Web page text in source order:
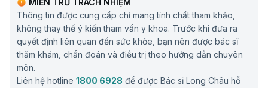
MIỄN TRỪ TRÁCH NHIỆM
Thông tin được cung cấp chỉ mang tính chất tham khảo,
không thay thế ý kiến tham vấn y khoa. Trước khi đưa ra
quyết định liên quan đến sức khỏe, bạn nên được bác sĩ
thăm khám, chẩn đoán và điều trị theo hướng dẫn chuyên
môn.
Liên hệ hotline 1800 6928 để được Bác sĩ Long Châu hỗ